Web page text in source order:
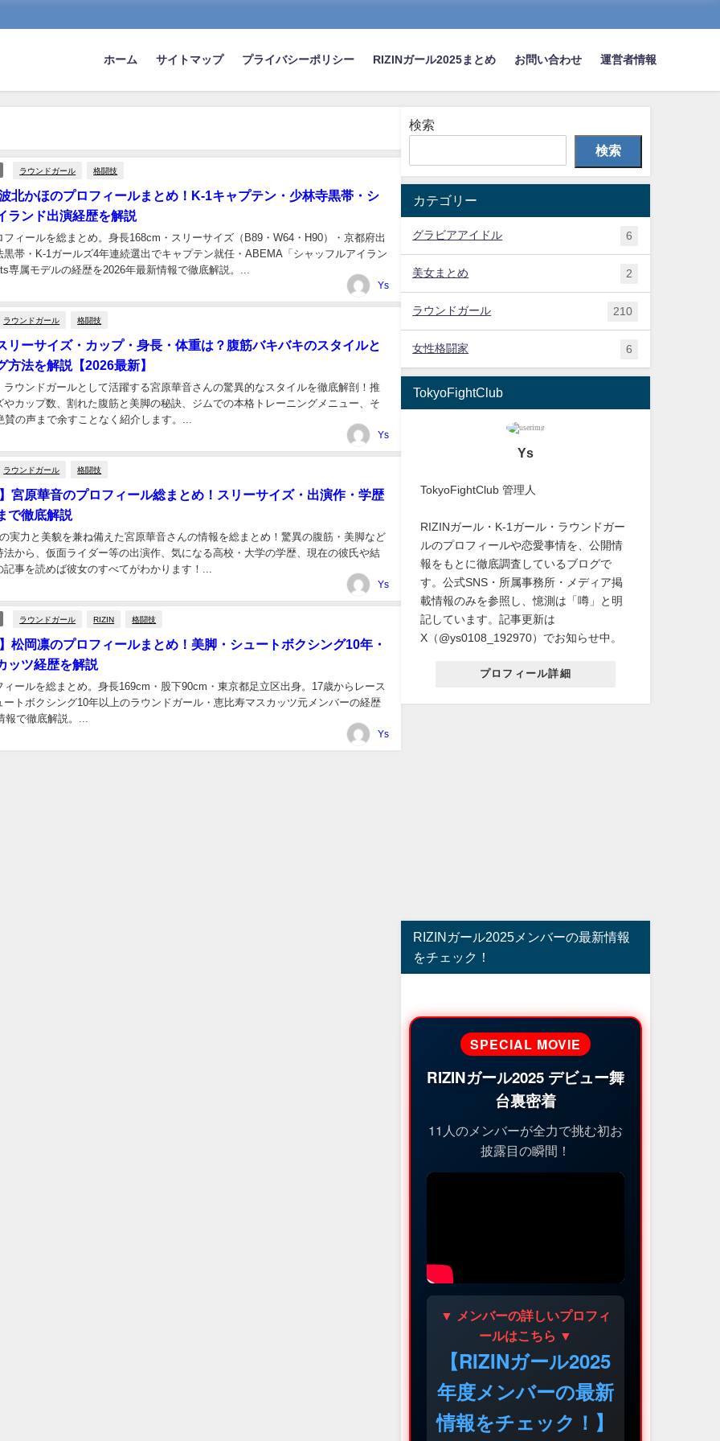
ホーム サイトマップ プライバシーポリシー RIZINガール2025まとめ お問い合わせ 運営者情報
ラウンドガール 格闘技
北かほのプロフィールまとめ！K-1キャプテン・少林寺黒帯・シ
ランド出演経歴を解説
フィールを総まとめ。身長168cm・スリーサイズ（B89・W64・H90）・京都府出
黒帯・K-1ガールズ4年連続選出でキャプテン就任・ABEMA「シャッフルアイラン
専属モデルの経歴を2026年最新情報で徹底解説。...
Ys
ラウンドガール 格闘技
リーサイズ・カップ・身長・体重は？腹筋バキバキのスタイルと
方法を解説【2026最新】
ラウンドガールとして活躍する宮原華音さんの驚異的なスタイルを徹底解剖！推
やカップ数、割れた腹筋と美脚の秘訣、ジムでの本格トレーニングメニュー、そ
賛の声まで余すことなく紹介します。...
Ys
ラウンドガール 格闘技
】宮原華音のプロフィール総まとめ！スリーサイズ・出演作・学歴
で徹底解説
実力と美貌を兼ね備えた宮原華音さんの情報を総まとめ！驚異の腹筋・美脚など
法から、仮面ライダー等の出演作、気になる高校・大学の学歴、現在の彼氏や結
事を読めば彼女のすべてがわかります！...
Ys
ラウンドガール RIZIN 格闘技
松岡凛のプロフィールまとめ！美脚・シュートボクシング10年・
ッツ経歴を解説
ィールを総まとめ。身長169cm・股下90cm・東京都足立区出身。17歳からレース
ートボクシング10年以上のラウンドガール・恵比寿マスカッツ元メンバーの経歴
報で徹底解説。...
Ys
検索
検索
カテゴリー
グラビアアイドル 6
美女まとめ 2
ラウンドガール 210
女性格闘家 6
TokyoFightClub
Ys
TokyoFightClub 管理人
RIZINガール・K-1ガール・ラウンドガー
ルのプロフィールや恋愛事情を、公開情
報をもとに徹底調査しているブログで
す。公式SNS・所属事務所・メディア掲
載情報のみを参照し、憶測は「噂」と明
記しています。記事更新は
X（@ys0108_192970）でお知らせ中。
プロフィール詳細
RIZINガール2025メンバーの最新情報
をチェック！
SPECIAL MOVIE
RIZINガール2025 デビュー舞
台裏密着
11人のメンバーが全力で挑む初お
披露目の瞬間！
▼ メンバーの詳しいプロフィ
ールはこちら ▼
【RIZINガール2025
年度メンバーの最新
情報をチェック！】